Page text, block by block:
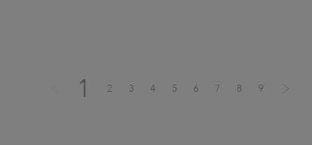
1 2 3 4 5 6 7 8 9